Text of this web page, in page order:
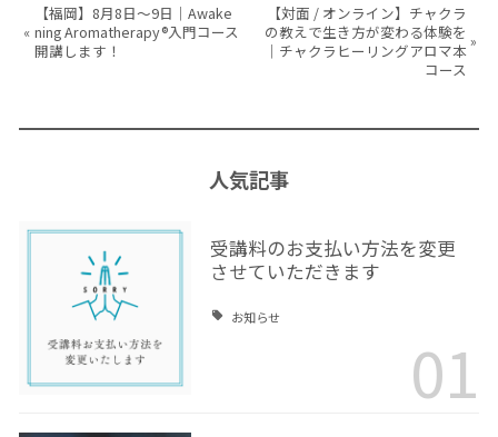
«
【福岡】8月8日～9日｜Awake
ning Aromatherapy®入門コース
開講します！
【対面 / オンライン】チャクラ
の教えで生き方が変わる体験を
｜チャクラヒーリングアロマ本
コース
»
人気記事
受講料のお支払い方法を変更
させていただきます
お知らせ
01